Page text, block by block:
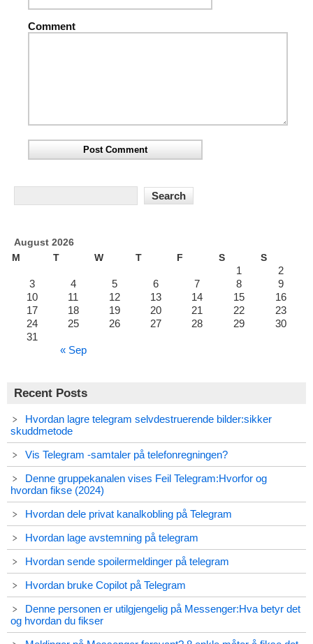
Comment
August 2026
M
T W T F S S
« Sep
1
2
3
4 5 6 7 8
9
10
11 12 13 14 15
16
17
18 19 20 21 22
23
24
25 26 27 28 29
30
31
Recent Posts
Hvordan lagre telegram selvdestruerende bilder:sikker
skuddmetode
Vis Telegram -samtaler på telefonregningen?
Denne gruppekanalen vises Feil Telegram:Hvorfor og
hvordan fikse (2024)
Hvordan dele privat kanalkobling på Telegram
Hvordan lage avstemning på telegram
Hvordan sende spoilermeldinger på telegram
Hvordan bruke Copilot på Telegram
Denne personen er utilgjengelig på Messenger:Hva betyr det
og hvordan du fikser